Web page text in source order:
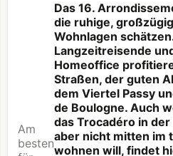
Am
besten
Das 16.
die ruhige,
Wohnlagen
Langzeitreisende
Homeoffice
Straßen, der guten
dem Viertel Passy
de Boulogne. Auch
das Trocadéro in
aber nicht mitten im
wohnen will, findet